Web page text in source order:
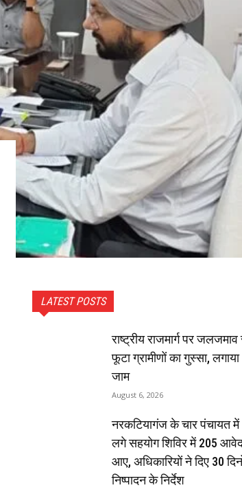
LATEST POSTS
राष्ट्रीय राजमार्ग पर
फूटा ग्रामीणों का गुस्सा, लगाया
जाम
August 6, 2026
नरकटियागंज के चार पंचायत में
लगे सहयोग शिविर में 205
आए, अधिकारियों ने दिए 30
निष्पादन के निर्देश